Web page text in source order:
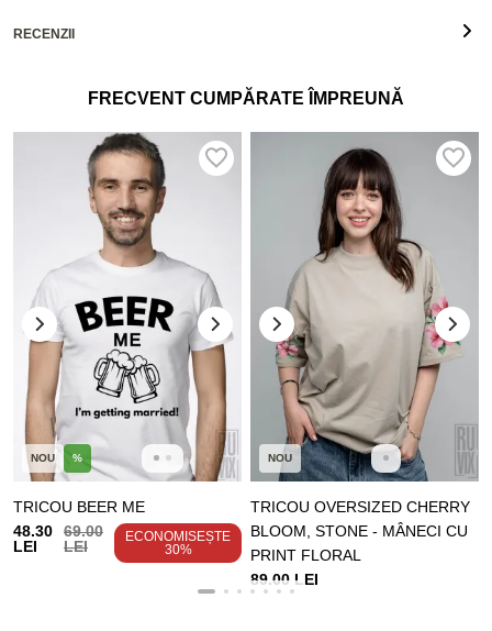
RECENZII
FRECVENT CUMPĂRATE ÎMPREUNĂ
NOU %
TRICOU BEER ME
48.30
LEI
69.00
LEI
ECONOMISEȘTE
30%
NOU
TRICOU OVERSIZED CHERRY
BLOOM, STONE - MÂNECI CU
PRINT FLORAL
89.00 LEI